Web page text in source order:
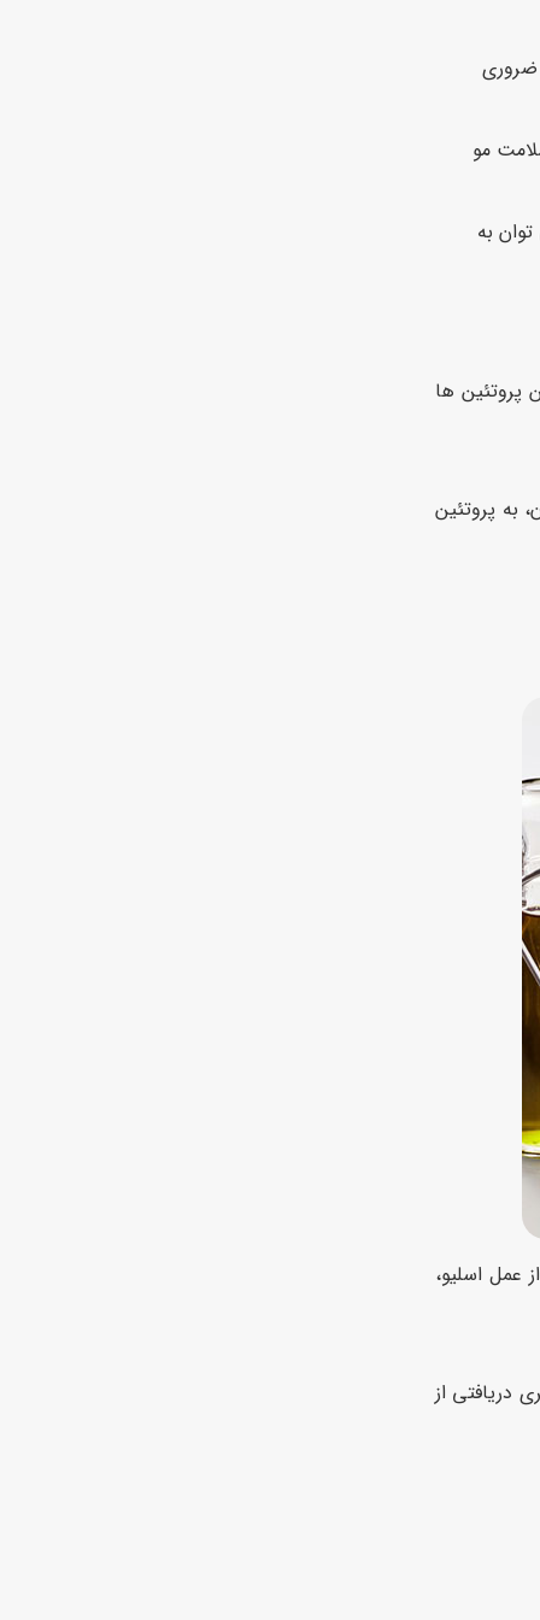
ضروری
مو
به
پروتئین ها
به پروتئین
عمل اسلیو،
گرم پروتئین دریافت کنند و بعد از آن نیز باید 20 تا 25 درصد کالری دریافتی از